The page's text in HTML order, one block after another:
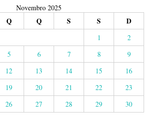
Novembro 2025
Q Q S S D
1
2
5 6 7 8
9
12 13 14 15
16
19 20 21 22
23
26 27 28 29 30